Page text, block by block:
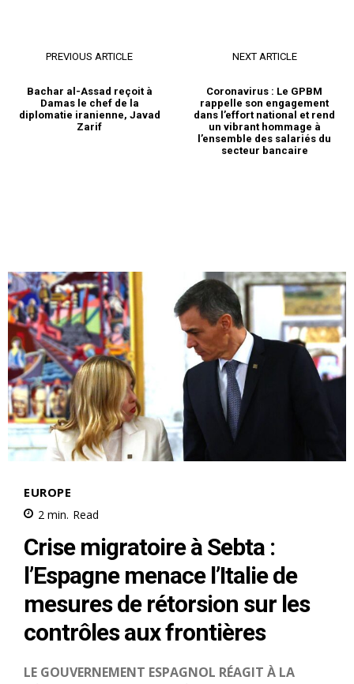
PREVIOUS ARTICLE
Bachar al-Assad reçoit à
Damas le chef de la
diplomatie iranienne, Javad
Zarif
NEXT ARTICLE
Coronavirus : Le GPBM
rappelle son engagement
dans l’effort national et rend
un vibrant hommage à
l’ensemble des salariés du
secteur bancaire